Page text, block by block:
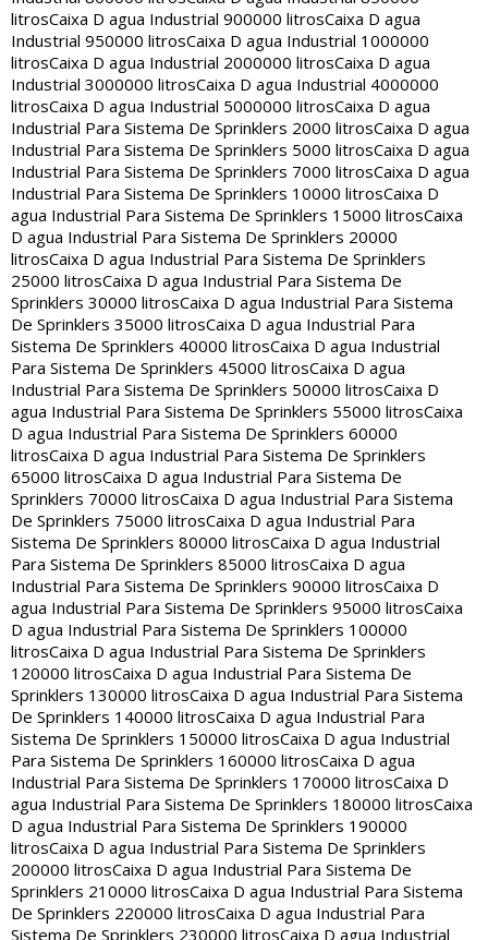
litrosCaixa D agua Industrial 900000 litrosCaixa D agua
Industrial 950000 litrosCaixa D agua Industrial 1000000
litrosCaixa D agua Industrial 2000000 litrosCaixa D agua
Industrial 3000000 litrosCaixa D agua Industrial 4000000
litrosCaixa D agua Industrial 5000000 litrosCaixa D agua
Industrial Para Sistema De Sprinklers 2000 litrosCaixa D agua
Industrial Para Sistema De Sprinklers 5000 litrosCaixa D agua
Industrial Para Sistema De Sprinklers 7000 litrosCaixa D agua
Industrial Para Sistema De Sprinklers 10000 litrosCaixa D
agua Industrial Para Sistema De Sprinklers 15000 litrosCaixa
D agua Industrial Para Sistema De Sprinklers 20000
litrosCaixa D agua Industrial Para Sistema De Sprinklers
25000 litrosCaixa D agua Industrial Para Sistema De
Sprinklers 30000 litrosCaixa D agua Industrial Para Sistema
De Sprinklers 35000 litrosCaixa D agua Industrial Para
Sistema De Sprinklers 40000 litrosCaixa D agua Industrial
Para Sistema De Sprinklers 45000 litrosCaixa D agua
Industrial Para Sistema De Sprinklers 50000 litrosCaixa D
agua Industrial Para Sistema De Sprinklers 55000 litrosCaixa
D agua Industrial Para Sistema De Sprinklers 60000
litrosCaixa D agua Industrial Para Sistema De Sprinklers
65000 litrosCaixa D agua Industrial Para Sistema De
Sprinklers 70000 litrosCaixa D agua Industrial Para Sistema
De Sprinklers 75000 litrosCaixa D agua Industrial Para
Sistema De Sprinklers 80000 litrosCaixa D agua Industrial
Para Sistema De Sprinklers 85000 litrosCaixa D agua
Industrial Para Sistema De Sprinklers 90000 litrosCaixa D
agua Industrial Para Sistema De Sprinklers 95000 litrosCaixa
D agua Industrial Para Sistema De Sprinklers 100000
litrosCaixa D agua Industrial Para Sistema De Sprinklers
120000 litrosCaixa D agua Industrial Para Sistema De
Sprinklers 130000 litrosCaixa D agua Industrial Para Sistema
De Sprinklers 140000 litrosCaixa D agua Industrial Para
Sistema De Sprinklers 150000 litrosCaixa D agua Industrial
Para Sistema De Sprinklers 160000 litrosCaixa D agua
Industrial Para Sistema De Sprinklers 170000 litrosCaixa D
agua Industrial Para Sistema De Sprinklers 180000 litrosCaixa
D agua Industrial Para Sistema De Sprinklers 190000
litrosCaixa D agua Industrial Para Sistema De Sprinklers
200000 litrosCaixa D agua Industrial Para Sistema De
Sprinklers 210000 litrosCaixa D agua Industrial Para Sistema
De Sprinklers 220000 litrosCaixa D agua Industrial Para
Sistema De Sprinklers 230000 litrosCaixa D agua Industrial